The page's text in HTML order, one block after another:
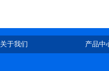
关于我们 产品中